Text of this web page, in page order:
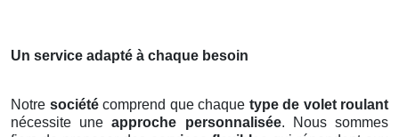
Un service adapté à chaque besoin
Notre sociétécomprend que chaque type de volet roulant
nécessite uneapproche personnalisée. Nous sommes